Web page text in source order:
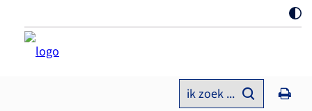
ik zoek ...